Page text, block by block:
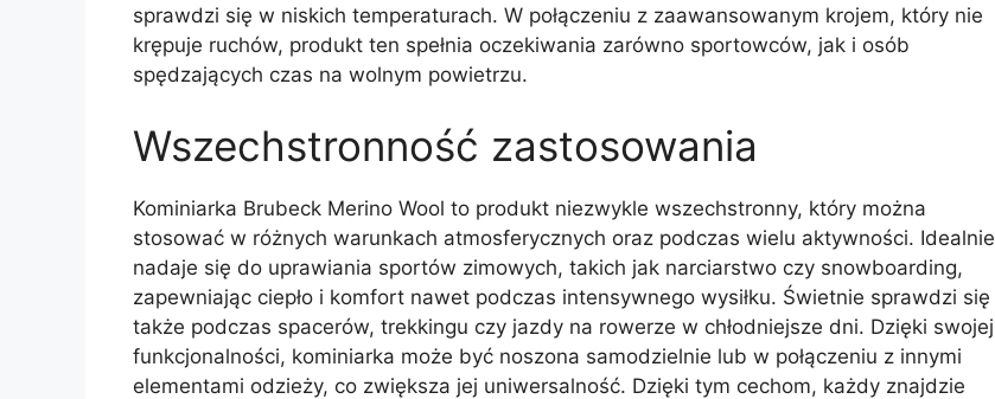
sprawdzi się w niskich temperaturach. W połączeniu z zaawansowanym krojem, który nie
krępuje ruchów, produkt ten spełnia oczekiwania zarówno sportowców, jak i osób
spędzających czas na wolnym powietrzu.
Wszechstronność zastosowania
Kominiarka Brubeck Merino Wool to produkt niezwykle wszechstronny, który można
stosować w różnych warunkach atmosferycznych oraz podczas wielu aktywności. Idealnie
nadaje się do uprawiania sportów zimowych, takich jak narciarstwo czy snowboarding,
zapewniając ciepło i komfort nawet podczas intensywnego wysiłku. Świetnie sprawdzi się
także podczas spacerów, trekkingu czy jazdy na rowerze w chłodniejsze dni. Dzięki swojej
funkcjonalności, kominiarka może być noszona samodzielnie lub w połączeniu z innymi
elementami odzieży, co zwiększa jej uniwersalność. Dzięki tym cechom, każdy znajdzie